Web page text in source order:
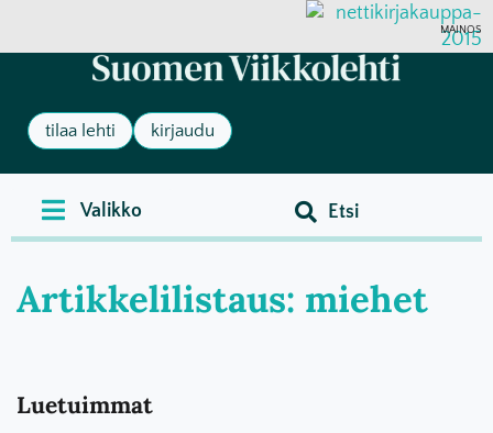
MAINOS
tilaa lehti kirjaudu
Artikkelilistaus: miehet
Luetuimmat